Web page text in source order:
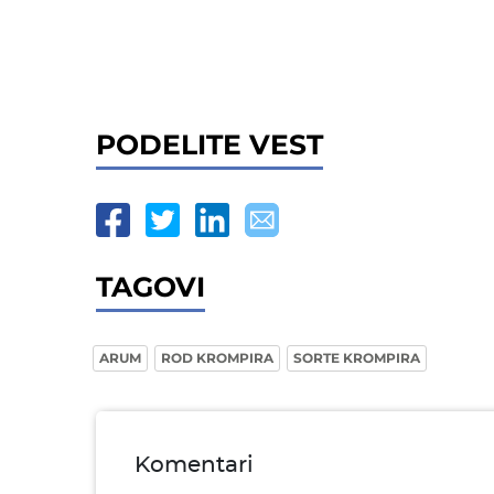
PODELITE VEST
TAGOVI
ARUM ROD KROMPIRA SORTE KROMPIRA
Komentari